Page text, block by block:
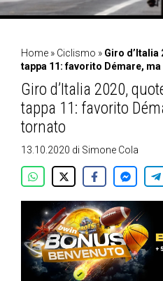
Home » Ciclismo » Giro d’Italia
tappa 11: favorito Démare,
Giro d’Italia 2020,
tappa 11: favorito
tornato
13.10.2020 di Simone Cola